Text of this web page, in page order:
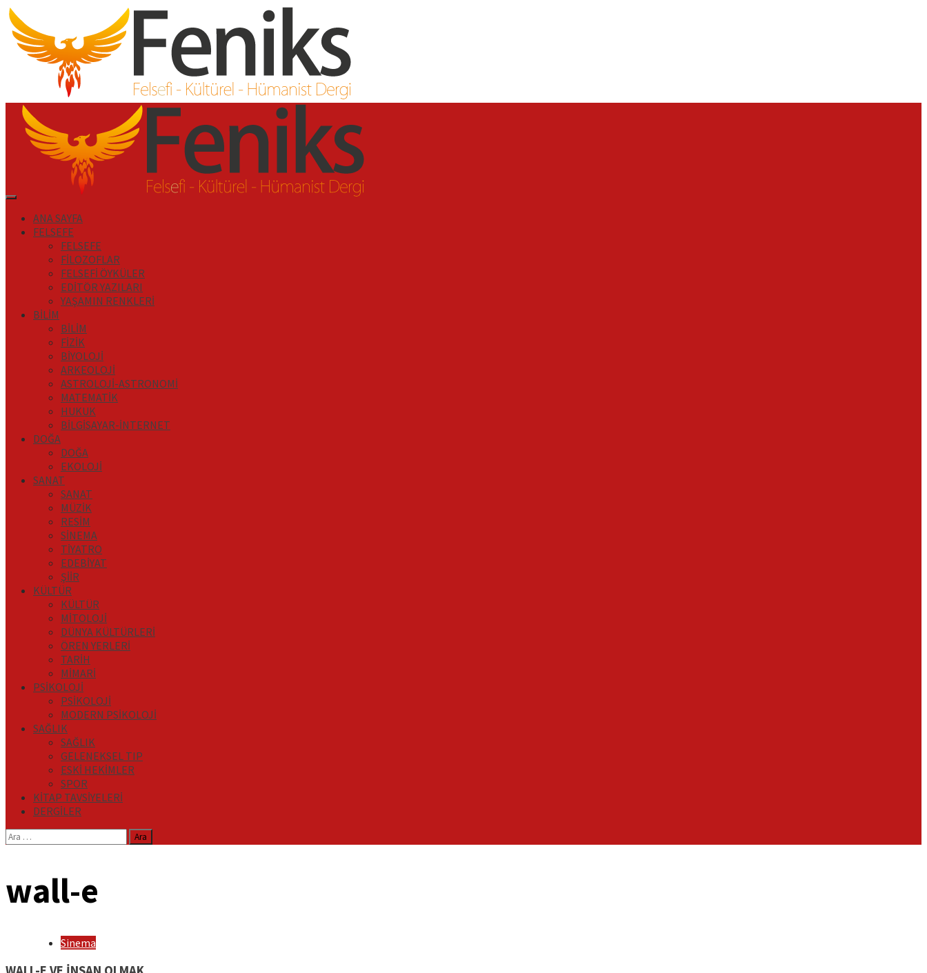
İçeriği
Geç
Primary
ANA SAYFA
FELSEFE
FELSEFE
FİLOZOFLAR
FELSEFİ ÖYKÜLER
EDİTÖR YAZILARI
YAŞAMIN RENKLERİ
BİLİM
BİLİM
FİZİK
BİYOLOJİ
ARKEOLOJİ
ASTROLOJİ-ASTRONOMİ
MATEMATİK
HUKUK
BİLGİSAYAR-İNTERNET
DOĞA
DOĞA
EKOLOJİ
SANAT
SANAT
MÜZİK
RESİM
SİNEMA
TİYATRO
EDEBİYAT
ŞİİR
KÜLTÜR
KÜLTÜR
MİTOLOJİ
DÜNYA KÜLTÜRLERİ
ÖREN YERLERİ
TARİH
MİMARİ
PSİKOLOJİ
PSİKOLOJİ
MODERN PSİKOLOJİ
SAĞLIK
SAĞLIK
GELENEKSEL TIP
ESKİ HEKİMLER
SPOR
KİTAP TAVSİYELERİ
DERGİLER
Arama:
wall-e
Sinema